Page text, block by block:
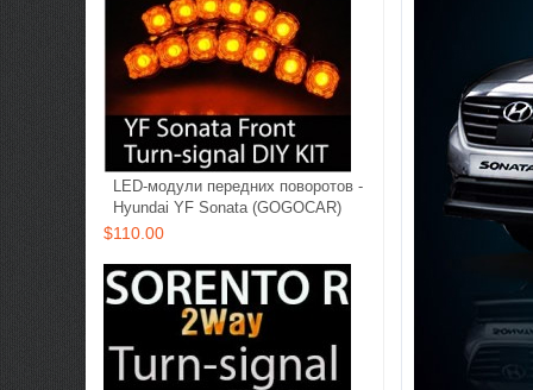
LED-модули передних поворотов -
Hyundai YF Sonata (GOGOCAR)
$110.00